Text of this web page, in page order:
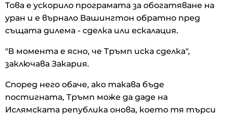
Това е ускорило програмата за обогатяване на
уран и е върнало Вашингтон обратно пред
същата дилема - сделка или ескалация.
"В момента е ясно, че Тръмп иска сделка",
заключава Закария.
Според него обаче, ако такава бъде
постигната, Тръмп може да даде на
Ислямската република онова, което тя търси